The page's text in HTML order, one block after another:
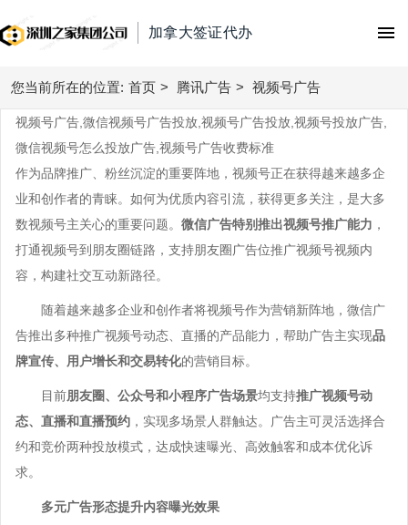
加拿大签证代办
首页
朋友圈广告
视频号广告
微信广告
今日头条广告
巨量引擎广告
巨量千川广告
信息流广告
快手广告
百度信息流广告
微博广告
小红书广告
搜索广告
搜狗搜索
360搜索
google搜索
yahoo搜索
直播带货
抖音直播带货
头条电商
快手电商
视频号电商
朋友圈广告开户
抖音广告开户
专业支持
广告制作
关于公司
公司简介
您当前所在的位置: 首页 > 腾讯广告 > 视频号广告
视频号广告,微信视频号广告投放,视频号广告投放,视频号投放广告,
微信视频号怎么投放广告,视频号广告收费标准
作为品牌推广、粉丝沉淀的重要阵地，视频号正在获得越来越多企
业和创作者的青睐。如何为优质内容引流，获得更多关注，是大多
数视频号主关心的重要问题。 微信广告特别推出视频号推广能力 ，
打通视频号到朋友圈链路，支持朋友圈广告位推广视频号视频内
容，构建社交互动新路径。
随着越来越多企业和创作者将视频号作为营销新阵地，微信广
告推出多种推广视频号动态、直播的产品能力，帮助广告主实现品
牌宣传、用户增长和交易转化的营销目标。
目前朋友圈、公众号和小程序广告场景均支持推广视频号动
态、直播和直播预约 ，实现多场景人群触达。广告主可灵活选择合
约和竞价两种投放模式，达成快速曝光、高效触客和成本优化诉
求。
多元广告形态提升内容曝光效果